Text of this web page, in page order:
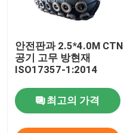
안전판과 2.5*4.0M CTN
공기 고무 방현재
ISO17357-1:2014
최고의 가격